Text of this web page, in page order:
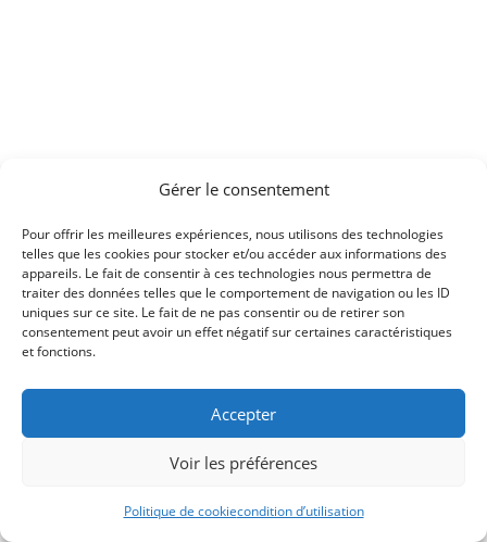
Gérer le consentement
Pour offrir les meilleures expériences, nous utilisons des technologies
telles que les cookies pour stocker et/ou accéder aux informations des
appareils. Le fait de consentir à ces technologies nous permettra de
traiter des données telles que le comportement de navigation ou les ID
uniques sur ce site. Le fait de ne pas consentir ou de retirer son
consentement peut avoir un effet négatif sur certaines caractéristiques
et fonctions.
Accepter
Voir les préférences
Politique de cookiecondition d’utilisation